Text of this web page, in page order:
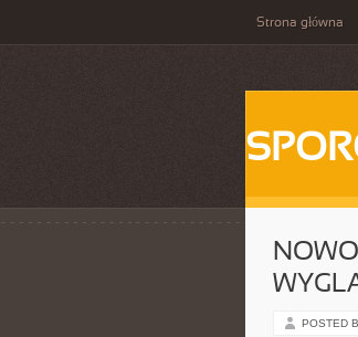
Strona główna
POSTED